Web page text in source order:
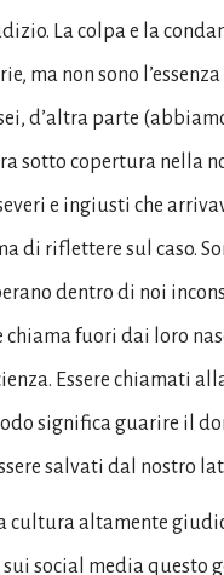
La colpa e la
ma non sono
d’altra parte
sotto copertura nella
e ingiusti che
di riflettere sul caso.
dentro di noi
chiama fuori dai loro
Essere chiamati
significa guarire il
salvati dal nostro
cultura altamente
social media questo